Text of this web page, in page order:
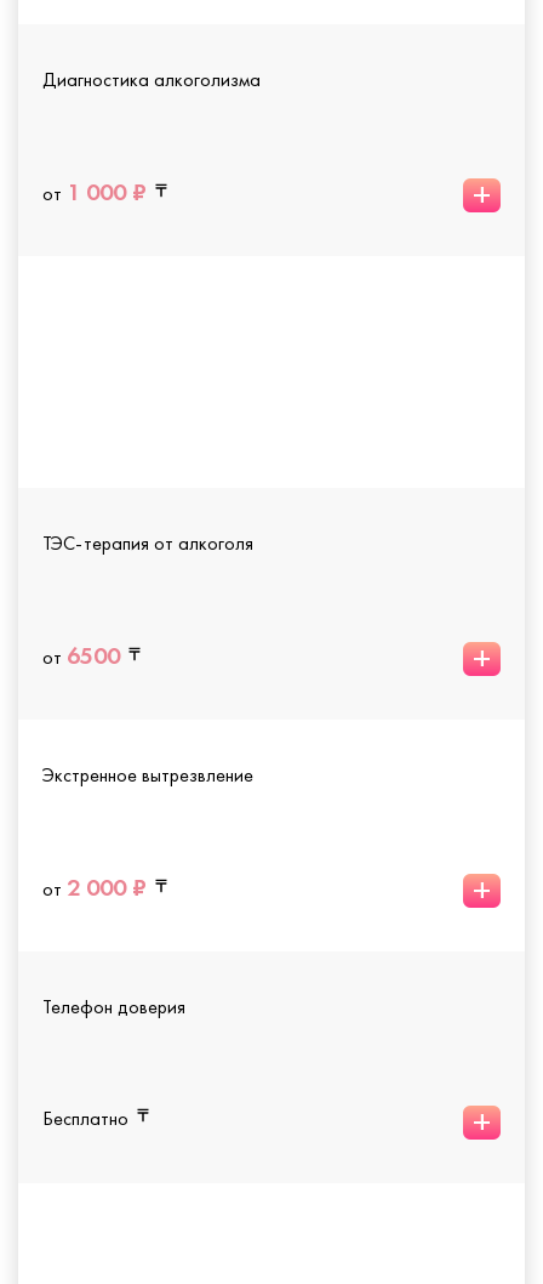
Диагностика алкоголизма
от 1 000 ₽ +
ТЭС-терапия от алкоголя
от 6500 +
Экстренное вытрезвление
от 2 000 ₽ +
Телефон доверия
Бесплатно +